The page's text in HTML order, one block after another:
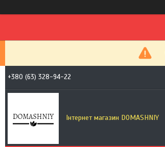
+380 (63) 328-94-22
Інтернет магазин DOMASHNIY